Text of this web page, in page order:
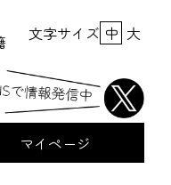
文字サイズ 中 大
マイページ